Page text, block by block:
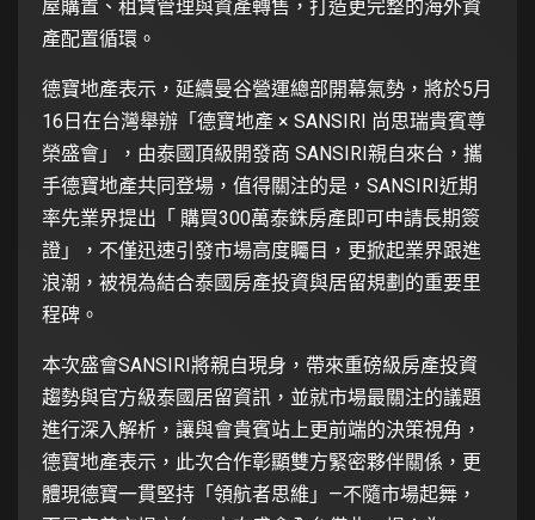
屋購置、租賃管理與資產轉售，打造更完整的海外資
產配置循環。
德寶地產表示，延續曼谷營運總部開幕氣勢，將於5月
16日在台灣舉辦「德寶地產 × SANSIRI 尚思瑞貴賓尊
榮盛會」，由泰國頂級開發商 SANSIRI親自來台，攜
手德寶地產共同登場，值得關注的是，SANSIRI近期
率先業界提出「 購買300萬泰銖房產即可申請長期簽
證」，不僅迅速引發市場高度矚目，更掀起業界跟進
浪潮，被視為結合泰國房產投資與居留規劃的重要里
程碑。
本次盛會SANSIRI將親自現身，帶來重磅級房產投資
趨勢與官方級泰國居留資訊，並就市場最關注的議題
進行深入解析，讓與會貴賓站上更前端的決策視角，
德寶地產表示，此次合作彰顯雙方緊密夥伴關係，更
體現德寶一貫堅持「領航者思維」—不隨市場起舞，